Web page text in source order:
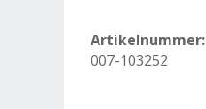
Artikelnummer:
007-103252